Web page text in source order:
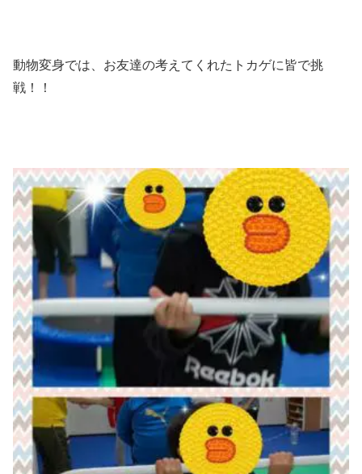
動物変身では、お友達の考えてくれたトカゲに皆で挑
戦！！